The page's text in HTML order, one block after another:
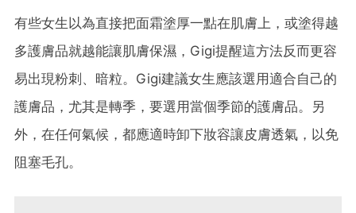
有些女生以為直接把面霜塗厚一點在肌膚上，或塗得越
多護膚品就越能讓肌膚保濕，Gigi提醒這方法反而更容
易出現粉刺、暗粒。Gigi建議女生應該選用適合自己的
護膚品，尤其是轉季，要選用當個季節的護膚品。另
外，在任何氣候，都應適時卸下妝容讓皮膚透氣，以免
阻塞毛孔。